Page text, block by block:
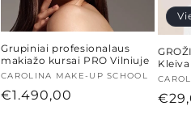
Grupiniai profesionalaus
makiažo kursai PRO Vilniuje
Tiekėjas:
CAROLINA MAKE-UP SCHOOL
Įprasta
€1.490,00